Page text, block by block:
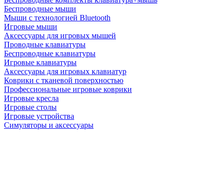
Беспроводные мыши
Мыши с технологией Bluetooth
Игровые мыши
Аксессуары для игровых мышей
Проводные клавиатуры
Беспроводные клавиатуры
Игровые клавиатуры
Аксессуары для игровых клавиатур
Коврики с тканевой поверхностью
Профессиональные игровые коврики
Игровые кресла
Игровые столы
Игровые устройства
Симуляторы и аксессуары